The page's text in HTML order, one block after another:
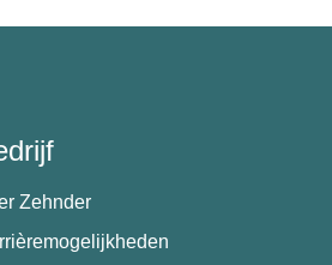
Zehnder